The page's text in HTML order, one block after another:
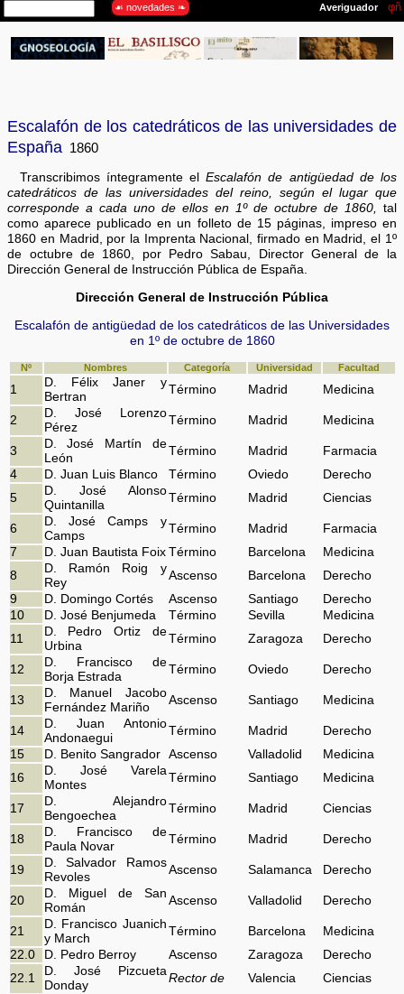
Escalafón de los catedráticos de las universidades de
España 1860
Transcribimos íntegramente elEscalafón de antigüedad de los
catedráticos de las universidades del reino, según el lugar que
corresponde a cada uno de ellos en 1º de octubre de 1860, tal
como aparece publicado en un folleto de 15 páginas, impreso en
1860 en Madrid, por la Imprenta Nacional, firmado en Madrid, el 1º
de octubre de 1860, por Pedro Sabau, Director General de la
Dirección General de Instrucción Pública de España.
Dirección General de Instrucción Pública
Escalafón de antigüedad de los catedráticos de las Universidades
en 1º de octubre de 1860
Nº Nombres Categoría Universidad Facultad
1
D. Félix Janer y
Bertran
Término Madrid Medicina
2
D. José Lorenzo
Pérez
Término Madrid Medicina
3
D. José Martín de
León
Término Madrid
Farmacia
4
D. Juan Luis Blanco Término Oviedo
Derecho
5
D. José Alonso
Quintanilla
Término Madrid Ciencias
6
D. José Camps y
Camps
Término Madrid
Farmacia
7
D. Juan Bautista Foix Término Barcelona
Medicina
8
D. Ramón Roig y
Rey
Ascenso Barcelona
Derecho
9
D. Domingo Cortés Ascenso Santiago
Derecho
10
D. José Benjumeda Término Sevilla
Medicina
11
D. Pedro Ortiz de
Urbina
Término Zaragoza Derecho
12
D. Francisco de
Borja Estrada
Término Oviedo Derecho
13
D. Manuel Jacobo
Fernández Mariño
Ascenso Santiago Medicina
14
D. Juan Antonio
Andonaegui
Término Madrid
Derecho
15
D. Benito Sangrador Ascenso Valladolid
Medicina
16
D. José Varela
Montes
Término Santiago Medicina
17
D. Alejandro
Bengoechea
Término Madrid Ciencias
18
D. Francisco de
Paula Novar
Término Madrid Derecho
19
D. Salvador Ramos
Revoles
Ascenso Salamanca Derecho
20
D. Miguel de San
Román
Ascenso Valladolid Derecho
21
D. Francisco Juanich
y March
Término Barcelona
Medicina
22.0
D. Pedro Berroy Ascenso Zaragoza
Derecho
22.1
D. José Pizcueta
Donday
Rector de Valencia
Ciencias